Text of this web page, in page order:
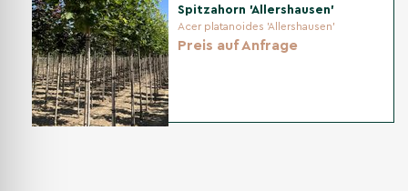
Spitzahorn 'Allershausen'
Acer platanoides 'Allershausen'
Preis auf Anfrage